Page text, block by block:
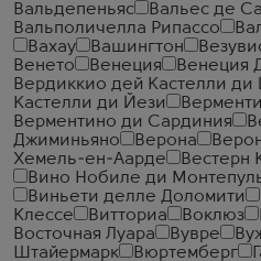
Вальдепеньяс
Вальес де
Вальполичелла Рипассо
Вахау
Вашингтон
Венето
Венеция Венеция
Вердиккио дей Кастелли ди
Кастелли ди Йези
Верментино ди Сардиния
Джиминьяно
Верона
Хемель-ен-Аарде
Вестерн
Вино Нобиле ди
Виньети делле Доломити
Клессе
Витториа Воклюз
Восточная Луара
Вувре
Штайермарк
Вюртемберг